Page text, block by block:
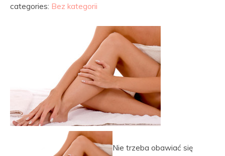
categories: Bez kategorii
Nie trzeba obawiać się